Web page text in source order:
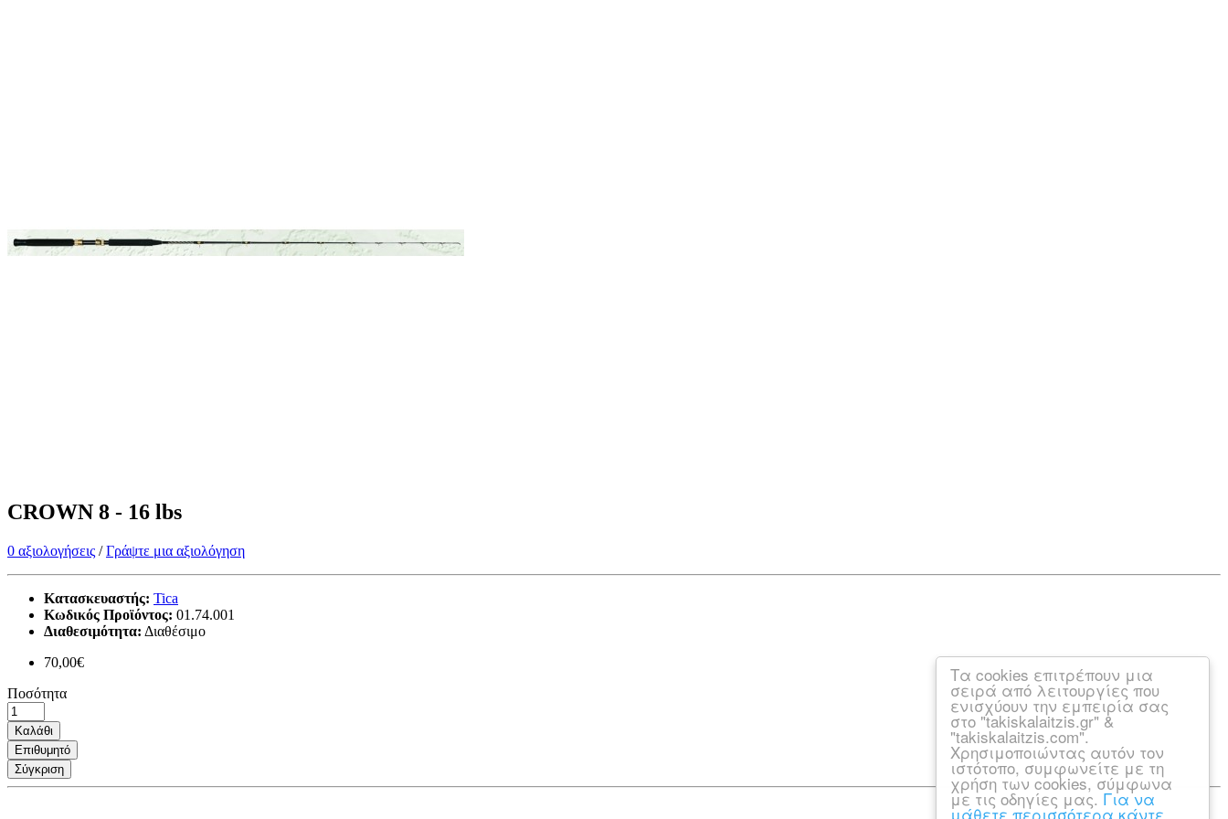
Τα cookies επιτρέπουν μια
σειρά από λειτουργίες που
ενισχύουν την εμπειρία σας
στο "takiskalaitzis.gr" &
"takiskalaitzis.com".
Χρησιμοποιώντας αυτόν τον
ιστότοπο, συμφωνείτε με τη
χρήση των cookies, σύμφωνα
με τις οδηγίες μας. Για να
μάθετε περισσότερα κάντε
CROWN 8 - 16 lbs
0 αξιολογήσεις /Γράψτε μια αξιολόγηση
Κατασκευαστής: Tica
Κωδικός Προϊόντος: 01.74.001
Διαθεσιμότητα: Διαθέσιμο
70,00€
Ποσότητα
Καλάθι
Επιθυμητό
Σύγκριση